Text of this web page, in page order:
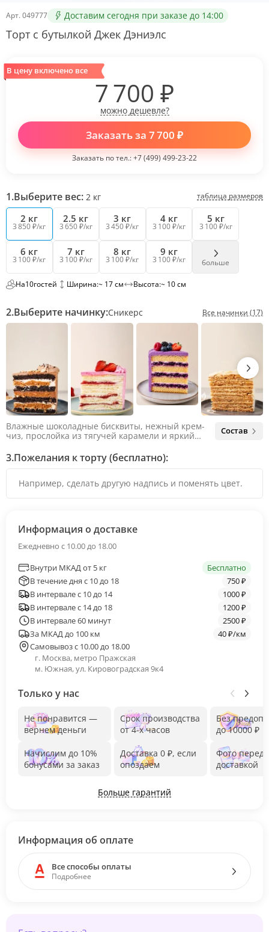
Арт. 049777 Доставим сегодня при заказе до 14:00
Торт с бутылкой Джек Дэниэлс
1.Выберите вес: 2 кг таблица размеров
2 кг
3 850 ₽/кг
2.5 кг
3 650 ₽/кг
3 кг
3 450 ₽/кг
4 кг
3 100 ₽/кг
5 кг
3 100 ₽/кг
6 кг
3 100 ₽/кг
7 кг
3 100 ₽/кг
8 кг
3 100 ₽/кг
9 кг
3 100 ₽/кг больше
На10гостей Ширина:~ 17 см Высота:~ 10 см
2.Выберите начинку:Сникерс Все начинки (17)
Влажные шоколадные бисквиты, нежный крем-
чиз, прослойка из тягучей карамели и яркий
яркий вкус шоколада и тягучей карамели, не
оставляя ни единого шанса остаться
Состав
3.Пожелания к торту (бесплатно):
В цену включено все
7 700 ₽
можно дешевле?
Заказать за 7 700 ₽
Заказать по тел.:+7 (499) 499-23-22
Информация о доставке
Ежедневно с 10.00 до 18.00
Внутри МКАД от 5 кг
Бесплатно
В течение дня с 10 до 18
750 ₽
В интервале с 10 до 14
1000 ₽
В интервале с 14 до 18
1200 ₽
В интервале 60 минут
2500 ₽
За МКАД до 100 км
40 ₽/км
Самовывоз с 10.00 до 18.00
г. Москва, метро Пражская
м. Южная, ул. Кировоградская 9к4
Только у нас
Не понравится —
вернем деньги
Начислим до 10%
бонусами за заказ
Срок производства
от 4-х часов
Доставка 0 ₽, если
опоздаем
Без
до 10000 ₽
Фото перед
доставкой
Больше гарантий
Информация об оплате
Все способы оплаты
Подробнее